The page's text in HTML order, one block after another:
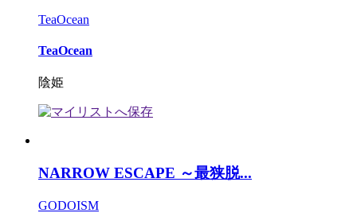
TeaOcean
TeaOcean
陰姫
NARROW ESCAPE ～最狭脱...
GODOISM